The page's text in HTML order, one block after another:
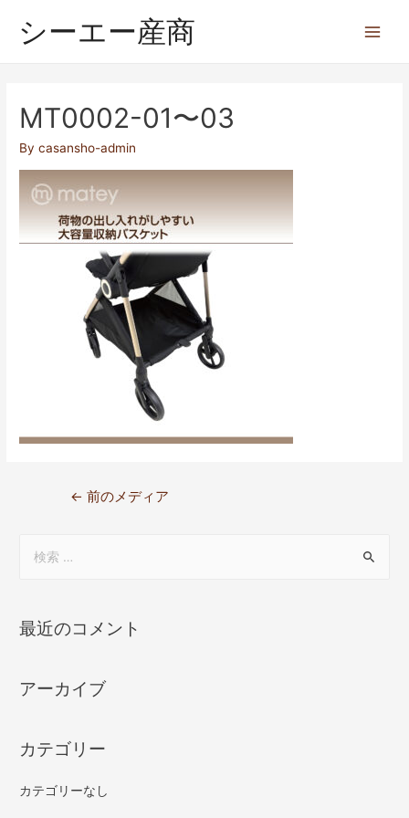
シーエー産商
MT0002-01〜03
Bycasansho-admin
← 前のメディア
最近のコメント
アーカイブ
カテゴリー
カテゴリーなし